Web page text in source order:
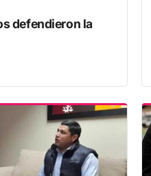
defendieron la